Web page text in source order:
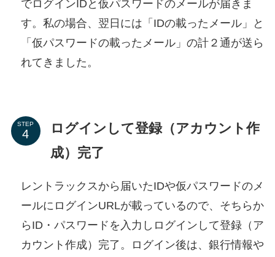
でログインIDと仮パスワードのメールが届きま
す。私の場合、翌日には「IDの載ったメール」と
「仮パスワードの載ったメール」の計２通が送ら
れてきました。
STEP
ログインして登録（アカウント作
成）完了
レントラックスから届いたIDや仮パスワードのメ
ールにログインURLが載っているので、そちらか
らID・パスワードを入力しログインして登録（ア
カウント作成）完了。ログイン後は、銀行情報や